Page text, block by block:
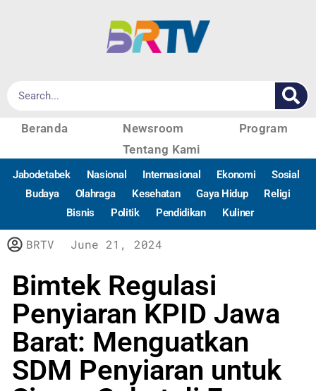
Beranda Newsroom
Program
Tentang Kami
Jabodetabek Nasional Internasional Ekonomi
Sosial
Budaya
Olahraga Kesehatan Gaya Hidup
Religi
Bisnis
Politik Pendidikan Kuliner
BRTV June 21, 2024
Bimtek Regulasi
Penyiaran KPID Jawa
Barat: Menguatkan
SDM Penyiaran untuk